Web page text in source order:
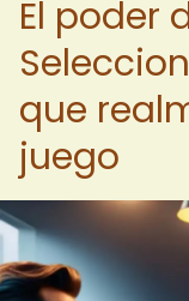
El poder
que
juego